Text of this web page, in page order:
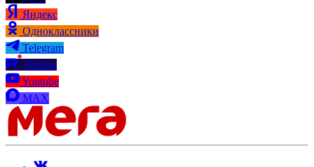
Яндекс
Одноклассники
Telegram
Rutube
Youtube
MAX